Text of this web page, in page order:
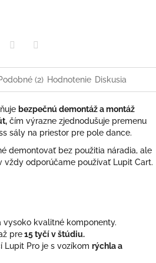
(2) Hodnotenie Diskusia
bezpečnú demontáž a montáž
čím výrazne zjednodušuje premenu
sály na priestor pre pole dance.
demontovať bez použitia náradia, ale
vždy odporúčame používať Lupit Cart.
vysoko kvalitné komponenty.
pre15 tyčí v štúdiu.
Pro je s vozíkom rýchla a